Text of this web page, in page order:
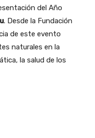
del Año
. Desde la Fundación
de este evento
naturales en la
la salud de los